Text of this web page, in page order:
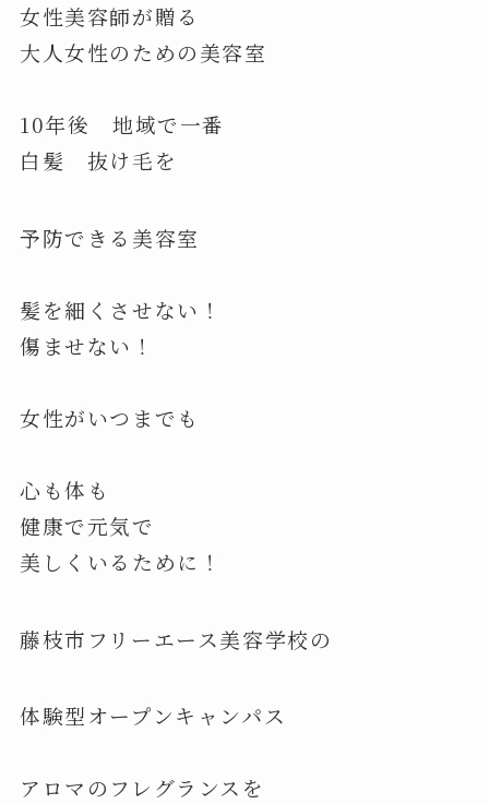
女性美容師が贈る
大人女性のための美容室
10年後 地域で一番
白髪 抜け毛を
予防できる美容室
髪を細くさせない！
傷ませない！
女性がいつまでも
心も体も
健康で元気で
美しくいるために！
藤枝市フリーエース美容学校の
体験型オープンキャンパス
アロマのフレグランスを